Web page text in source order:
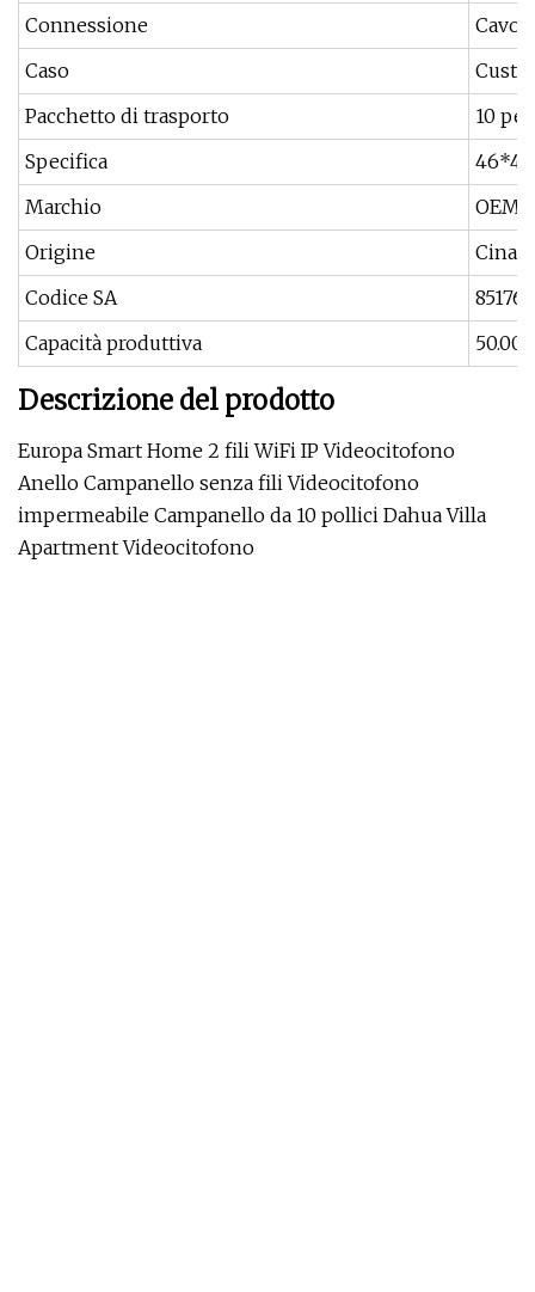
Connessione
Cavo,
Caso
Pacchetto di trasporto
10
Specifica
Marchio
OEM/
Origine
Cina
Codice SA
Capacità produttiva
Descrizione del prodotto
Europa Smart Home 2 fili WiFi IP Videocitofono
Anello Campanello senza fili Videocitofono
impermeabile Campanello da 10 pollici Dahua Villa
Apartment Videocitofono